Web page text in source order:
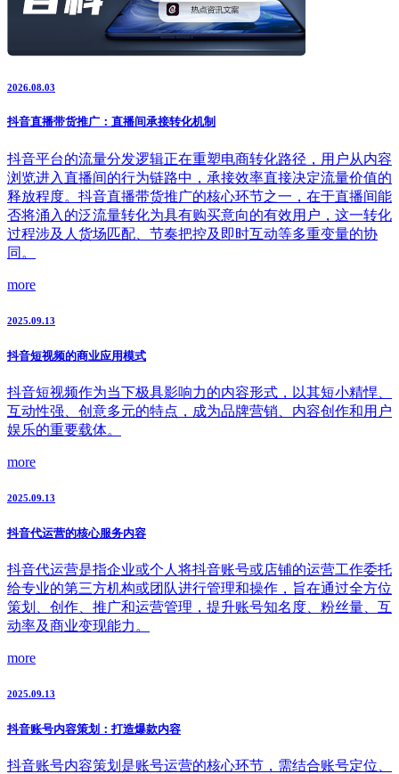
2026.08.03
抖音直播带货推广：直播间承接转化机制
抖音平台的流量分发逻辑正在重塑电商转化路径，用户从内容
浏览进入直播间的行为链路中，承接效率直接决定流量价值的
释放程度。抖音直播带货推广的核心环节之一，在于直播间能
否将涌入的泛流量转化为具有购买意向的有效用户，这一转化
过程涉及人货场匹配、节奏把控及即时互动等多重变量的协
同。
more
2025.09.13
抖音短视频的商业应用模式
抖音短视频作为当下极具影响力的内容形式，以其短小精悍、
互动性强、创意多元的特点，成为品牌营销、内容创作和用户
娱乐的重要载体。
more
2025.09.13
抖音代运营的核心服务内容
抖音代运营是指企业或个人将抖音账号或店铺的运营工作委托
给专业的第三方机构或团队进行管理和操作，旨在通过全方位
策划、创作、推广和运营管理，提升账号知名度、粉丝量、互
动率及商业变现能力。
more
2025.09.13
抖音账号内容策划：打造爆款内容
抖音账号内容策划是账号运营的核心环节，需结合账号定位、